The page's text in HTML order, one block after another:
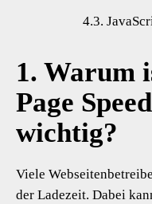
1. Warum
Page
wichtig?
Viele
der Ladezeit. Dabei